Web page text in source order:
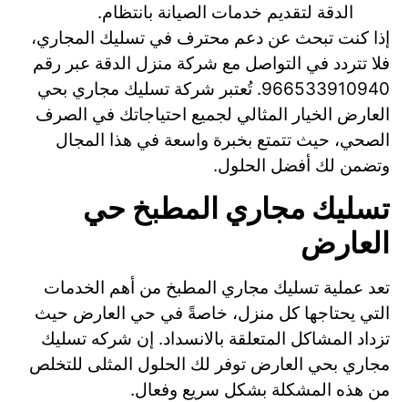
الدقة لتقديم خدمات الصيانة بانتظام.
إذا كنت تبحث عن دعم محترف في تسليك المجاري،
فلا تتردد في التواصل مع شركة منزل الدقة عبر رقم
966533910940. تُعتبر شركة تسليك مجاري بحي
العارض الخيار المثالي لجميع احتياجاتك في الصرف
الصحي، حيث تتمتع بخبرة واسعة في هذا المجال
وتضمن لك أفضل الحلول.
تسليك مجاري المطبخ حي
العارض
تعد عملية تسليك مجاري المطبخ من أهم الخدمات
التي يحتاجها كل منزل، خاصةً في حي العارض حيث
تزداد المشاكل المتعلقة بالانسداد. إن شركه تسليك
مجاري بحي العارض توفر لك الحلول المثلى للتخلص
من هذه المشكلة بشكل سريع وفعال.